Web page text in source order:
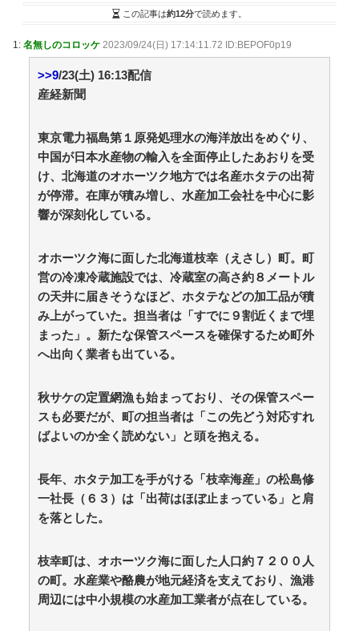
【巨人対ヤクルト17回戦】ヤクルト・長岡、巨人・ハ
ン！！！！！！！！！！！！！ / 2chまとめアンテナ！
NEW! (8/7 14:46)
野球も学問も妥協なし！佐々木麟太郎が目指す学位取
得とトップアスリートとしての新たな生き方 / 2chまと
めアンテナ！
ら信じられない言葉が飛び出した… 他 / 2chnaviヘッド
ライン (12/24 07:00)
Powered by livedoor 相互RSS
【マンガ】バラシ屋トシヤの漫画セレクション
か3文字で論破される偉業を達成してしまい…… /
anaguro - 総合 NEW! (8/7 18:40)
佐々木舞音アナ 短パン、生足、横乳 バレーレポー
ト！！ / anaguro - 総合 NEW! (8/7 18:35)
【冷蔵庫で2晩】全農公式さんが公開「鶏もも肉を最
高おいしく食べる方法」が大反響！ / anaguro - 総合
NEW! (8/7 18:30)
【産経新聞】 中共の海警局と海軍の船が衝突2人死
亡 南シナ海でフィリピン船を追跡中、公表までに1年 /
5chまとめMAP(総合) NEW! (8/7 18:15)
5chまとめMAP(総合) NEW! (8/7 17:27)
【芸能】ココリコ遠藤の自宅、猛暑で全館空調故障…
新品交換費300万円…高額費用に「高すぎる」 / 5chまと
めMAP(総合)
が。車掌の呼びかけにも「目を閉じて無視」して居座ら
れました。無理やり奪われた席は、結局“やったもん勝
ち”になってしまうのでしょうか？ / 5chまとめMAP(総
合) NEW! (8/7 17:13)
この記事は約12分で読めます。
1: 名無しのコロッケ 2023/09/24(日) 17:14:11.72 ID:BEPOF0p19
>>9/23(土) 16:13配信
産経新聞
東京電力福島第１原発処理水の海洋放出をめぐり、
中国が日本水産物の輸入を全面停止したあおりを受
け、北海道のオホーツク地方では名産ホタテの出荷
が停滞。在庫が積み増し、水産加工会社を中心に影
響が深刻化している。
オホーツク海に面した北海道枝幸（えさし）町。町
営の冷凍冷蔵施設では、冷蔵室の高さ約８メートル
の天井に届きそうなほど、ホタテなどの加工品が積
み上がっていた。担当者は「すでに９割近くまで埋
まった」。新たな保管スペースを確保するため町外
へ出向く業者も出ている。
秋サケの定置網漁も始まっており、その保管スペー
スも必要だが、町の担当者は「この先どう対応すれ
ばよいのか全く読めない」と頭を抱える。
長年、ホタテ加工を手がける「枝幸海産」の松島修
一社長（６３）は「出荷はほぼ止まっている」と肩
を落とした。
枝幸町は、オホーツク海に面した人口約７２００人
の町。水産業や酪農が地元経済を支えており、漁港
周辺には中小規模の水産加工業者が点在している。